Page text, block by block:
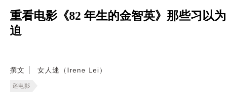
重看电影《82 年生的金智英》那些习以
迫
撰文 女人迷（Irene Lei）
迷电影